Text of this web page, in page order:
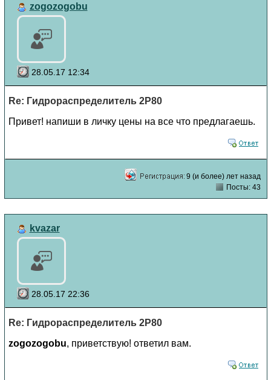
zogozogobu
28.05.17 12:34
Re: Гидрораспределитель 2Р80
Привет! напиши в личку цены на все что предлагаешь.
9 (и более) лет назад
Посты: 43
kvazar
28.05.17 22:36
Re: Гидрораспределитель 2Р80
zogozogobu, приветствую! ответил вам.